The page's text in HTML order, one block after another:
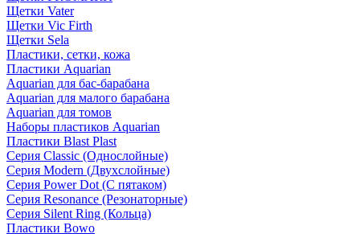
Щетки Vater
Щетки Vic Firth
Щетки Sela
Пластики, сетки, кожа
Пластики Aquarian
Aquarian для бас-барабана
Aquarian для малого барабана
Aquarian для томов
Наборы пластиков Aquarian
Пластики Blast Plast
Серия Classic (Однослойные)
Серия Modern (Двухслойные)
Серия Power Dot (С пятаком)
Серия Resonance (Резонаторные)
Серия Silent Ring (Кольца)
Пластики Bowo